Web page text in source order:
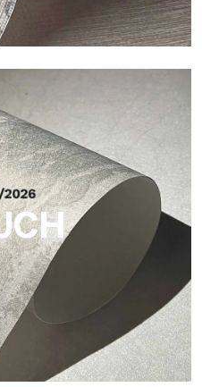
con un relieve
y una materialidad